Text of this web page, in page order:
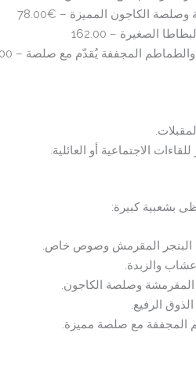
الكاجون المميزة – €78.00
الصغيرة – 162.00
المجففة يُقدّم مع صلصة – 285.00
الاجتماعية أو العائلية.
بشعبية كبيرة:
المقرمش وصوص خاص.
والزبدة.
المقرمشة وصلصة الكاجون.
الرفيع.
المجففة مع صلصة مميزة.